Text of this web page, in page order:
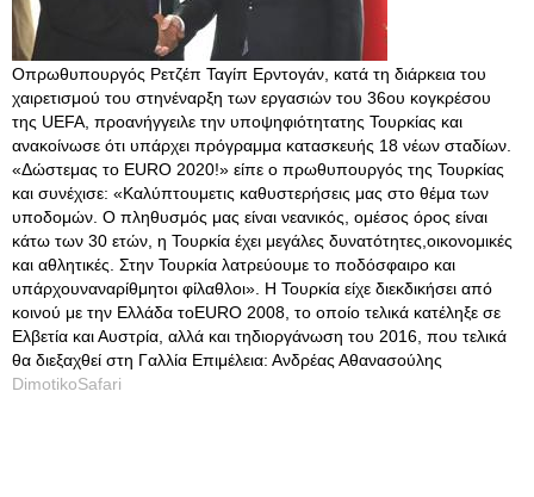
Οπρωθυπουργός Ρετζέπ Ταγίπ Ερντογάν, κατά τη διάρκεια του
χαιρετισμού του στηνέναρξη των εργασιών του 36ου κογκρέσου
της UEFA, προανήγγειλε την υποψηφιότητατης Τουρκίας και
ανακοίνωσε ότι υπάρχει πρόγραμμα κατασκευής 18 νέων σταδίων.
«Δώστεμας το EURO 2020!» είπε ο πρωθυπουργός της Τουρκίας
και συνέχισε: «Καλύπτουμετις καθυστερήσεις μας στο θέμα των
υποδομών. Ο πληθυσμός μας είναι νεανικός, ομέσος όρος είναι
κάτω των 30 ετών, η Τουρκία έχει μεγάλες δυνατότητες,οικονομικές
και αθλητικές. Στην Τουρκία λατρεύουμε το ποδόσφαιρο και
υπάρχουναναρίθμητοι φίλαθλοι». Η Τουρκία είχε διεκδικήσει από
κοινού με την Ελλάδα τοEURO 2008, το οποίο τελικά κατέληξε σε
Ελβετία και Αυστρία, αλλά και τηδιοργάνωση του 2016, που τελικά
θα διεξαχθεί στη Γαλλία Επιμέλεια: Ανδρέας Αθανασούλης
DimotikoSafari